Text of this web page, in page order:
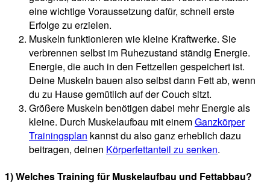
eine wichtige Voraussetzung dafür, schnell erste
Erfolge zu erzielen.
Muskeln funktionieren wie kleine Kraftwerke. Sie
verbrennen selbst im Ruhezustand ständig Energie.
Energie, die auch in den Fettzellen gespeichert ist.
Deine Muskeln bauen also selbst dann Fett ab, wenn
du zu Hause gemütlich auf der Couch sitzt.
Größere Muskeln benötigen dabei mehr Energie als
kleine. Durch Muskelaufbau mit einemGanzkörper
Trainingsplan kannst du also ganz erheblich dazu
beitragen, deinen Körperfettanteil zu senken.
1) Welches Training für Muskelaufbau und Fettabbau?